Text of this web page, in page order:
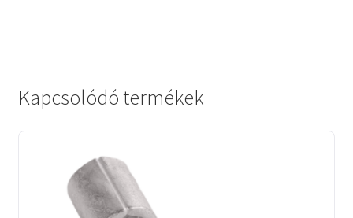
Kapcsolódó termékek